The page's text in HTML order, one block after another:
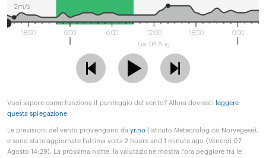
18:00 0:00 6:00
12:00
Lør 08 Aug
18:00 0:00
2m/s
Vuoi sapere come funziona il punteggio del vento? Allora dovresti
leggere
questa spiegazione.
Le previsioni del vento provengono dayr.no (Istituto Meteorologico Norvegese),
e sono state aggiornate l'ultima volta 2 hours and 1 minute ago (Venerdì 07
Agosto 14:29). La prossima notte, la valutazione mostra l'ora peggiore tra le